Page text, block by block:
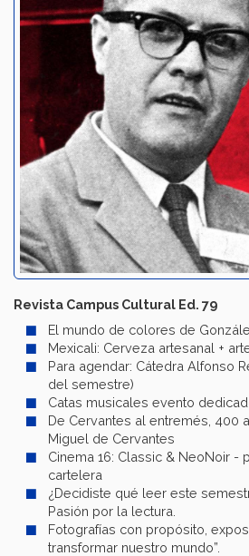
Revista Campus Cultural Ed. 79
El mundo de colores de
Mexicali: Cerveza artesanal +
Para agendar: Cátedra Alfonso
del semestre)
Catas musicales evento
De Cervantes al entremés, 400
Miguel de Cervantes
Cinema 16: Classic & NeoNoir -
cartelera
¿Decidiste qué leer este
Pasión por la lectura.
Fotografías con propósito,
transformar nuestro mundo”.